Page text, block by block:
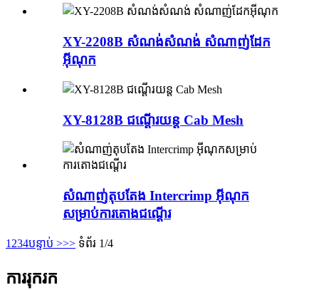
XY-2208B សំណង់សំណង់ សំណាញ់ដែក
អ៊ីណុក
XY-8128B ជណ្តើរយន្ត Cab Mesh
សំណាញ់តុបតែង Intercrimp អ៊ីណុក
សម្រាប់ការតោងជណ្តើរ
1 234បន្ទាប់ >>> ទំព័រ 1/4
ការរុករក